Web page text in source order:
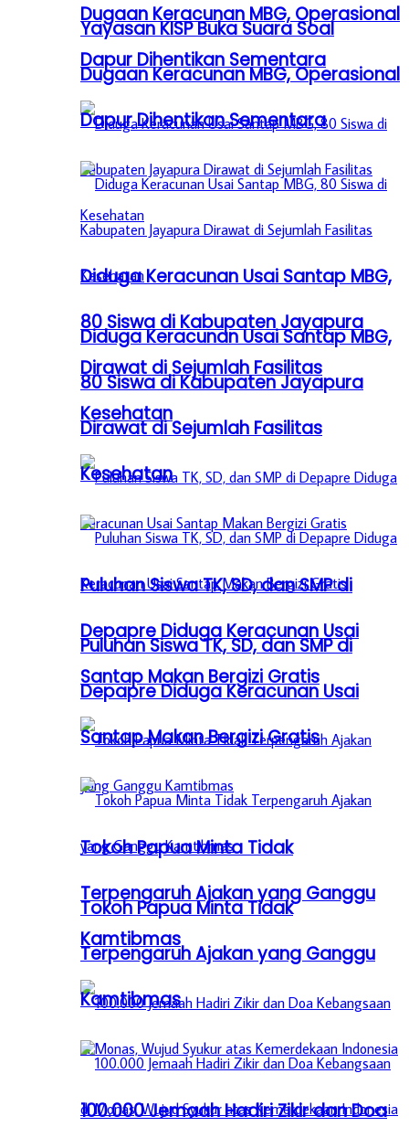
Dugaan Keracunan MBG, Operasional
Dapur Dihentikan Sementara
Diduga Keracunan Usai Santap MBG,
80 Siswa di Kabupaten Jayapura
Dirawat di Sejumlah Fasilitas
Kesehatan
Puluhan Siswa TK, SD, dan SMP di
Depapre Diduga Keracunan Usai
Santap Makan Bergizi Gratis
Tokoh Papua Minta Tidak
Terpengaruh Ajakan yang Ganggu
Kamtibmas
100.000 Jemaah Hadiri Zikir dan Doa
Yayasan KISP Buka Suara Soal
Dugaan Keracunan MBG, Operasional
Dapur Dihentikan Sementara
Diduga Keracunan Usai Santap MBG,
80 Siswa di Kabupaten Jayapura
Dirawat di Sejumlah Fasilitas
Kesehatan
Puluhan Siswa TK, SD, dan SMP di
Depapre Diduga Keracunan Usai
Santap Makan Bergizi Gratis
Tokoh Papua Minta Tidak
Terpengaruh Ajakan yang Ganggu
Kamtibmas